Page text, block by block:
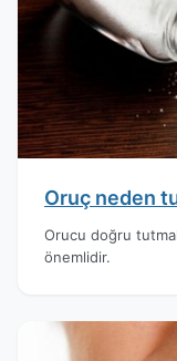
Oruç neden
Orucu doğru
önemlidir.